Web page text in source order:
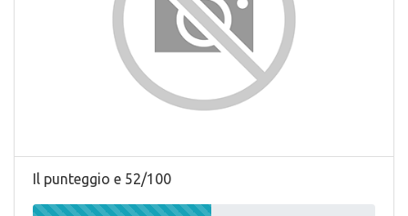
Il punteggio e 52/100